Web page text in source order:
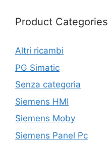
Product Categories
Altri ricambi
PG Simatic
Senza categoria
Siemens HMI
Siemens Moby
Siemens Panel Pc